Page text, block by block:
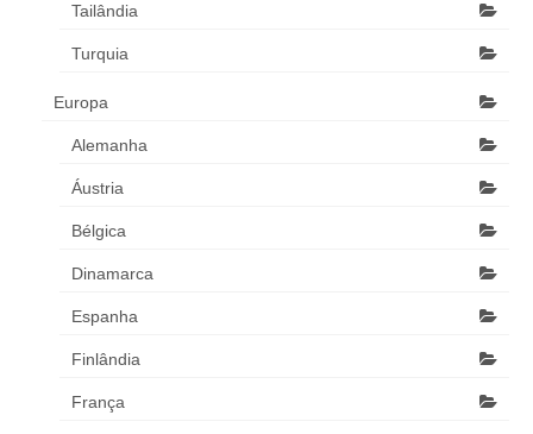
Tailândia
Turquia
Europa
Alemanha
Áustria
Bélgica
Dinamarca
Espanha
Finlândia
França